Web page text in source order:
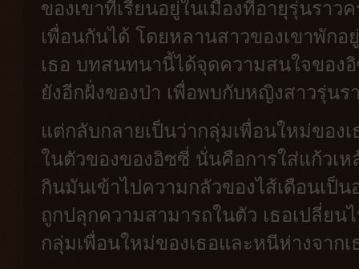
ของเขาที่เรียนอยู่ในเมืองที่อายุรุ่นราว
เพื่อนกันได้ โดยหลานสาวของเขาพักอ
เธอ บทสนทนานี้ได้จุดความสนใจของ
ยังอีกฝั่งของป่า เพื่อพบกับหญิงสาวรุ่นร
แต่กลับกลายเป็นว่ากลุ่มเพื่อนใหม่ของ
ในตัวของของอิซซี่ นั่นคือการใส่แก้วเ
กินมันเข้าไปความกลัวของไส้เดือนเป็
ถูกปลุกความสามารถในตัว เธอเปลี่ย
กลุ่มเพื่อนใหม่ของเธอและหนีห่างจากเ